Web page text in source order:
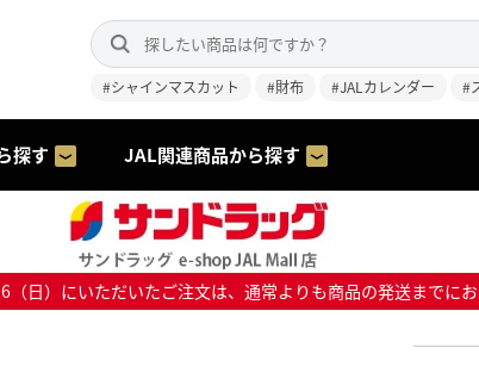
#シャインマスカット #財布 #JALカレンダー #
探す JAL関連商品から探す
日）にいただいたご注文は、通常よりも商品の発送までに